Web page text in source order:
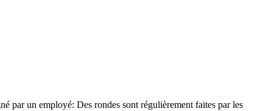
par un employé: Des rondes sont régulièrement faites par les